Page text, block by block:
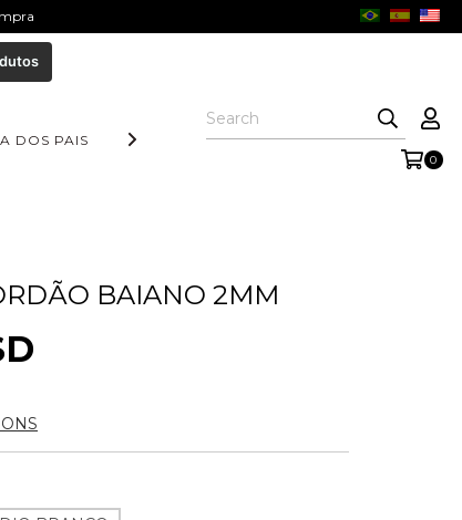
DOS PAIS COLEÇÃO AURORA FORM COLLECTION
0
BAIANO 2MM